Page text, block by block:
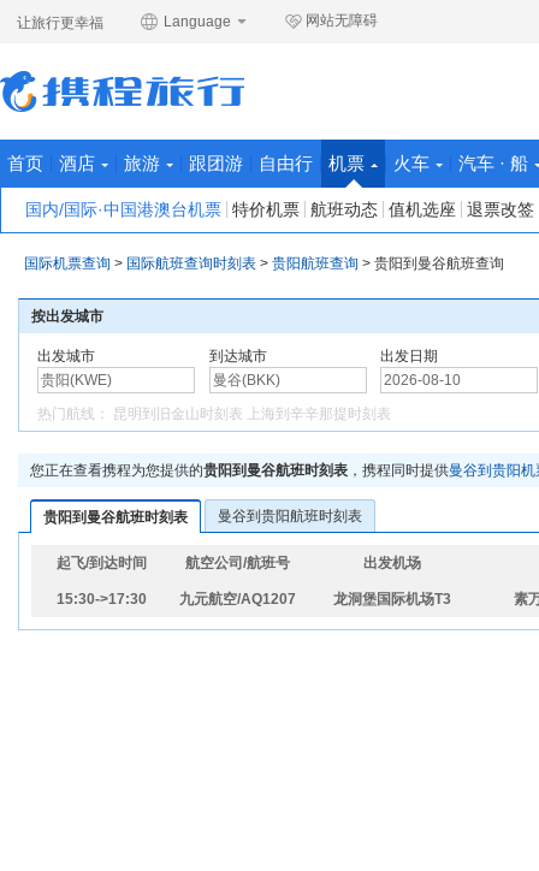
让旅行更幸福 Language 网站无障碍
首页 酒店 旅游 跟团游 自由行 机票
国内/国际·中国港澳台机票 特价机票 航班动态 值机选座 退票改签
火车 汽车 · 船
国际机票查询 > 国际航班查询时刻表 > 贵阳航班查询 > 贵阳到曼谷航班查询
按出发城市
出发城市 到达城市 出发日期
热门航线： 昆明到旧金山时刻表 上海到辛辛那提时刻表
您正在查看携程为您提供的贵阳到曼谷航班时刻表 ，携程同时提供曼谷到贵阳
贵阳到曼谷航班时刻表 曼谷到贵阳航班时刻表
起飞/到达时间 航空公司/航班号 出发机场
15:30->17:30 九元航空/AQ1207 龙洞堡国际机场T3 素